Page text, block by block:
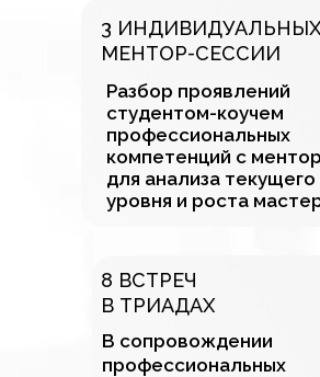
8 ВСТРЕЧ
В ТРИАДАХ
3 ИНДИВИДУАЛЬНЫХ
МЕНТОР-СЕССИИ
В сопровождении
профессиональных
Разбор проявлений
студентом-коучем
профессиональных
компетенций с
для анализа текущего
уровня и роста